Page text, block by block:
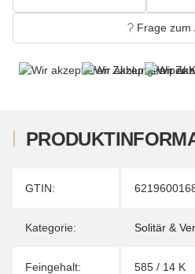
Frage zum
Produkteigenschaft
Wert
GTIN:
Kategorie: Solitär &
Feingehalt: 585 / 14 K